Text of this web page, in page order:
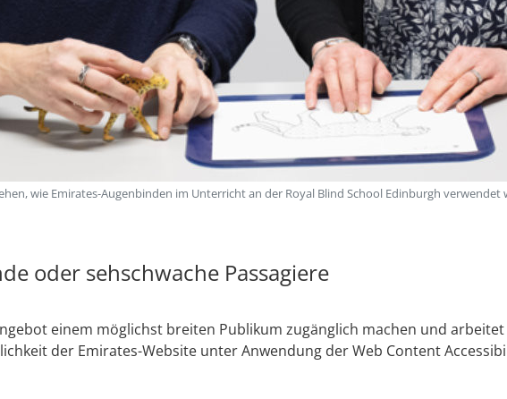
wie Emirates-Augenbinden im Unterricht an der Royal Blind School Edinburgh
oder sehschwache Passagiere
einem möglichst breiten Publikum zugänglich machen und
der Emirates-Website unter Anwendung der Web Content